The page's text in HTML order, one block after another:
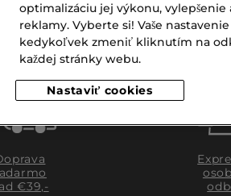
La Belle La Parfum
Produkty Na
€39,-
optimalizáciu jej výkonu,
reklamy. Vyberte si! Vaše
kedykoľvek zmeniť kliknutím na
každej stránky webu.
Nastaviť cookies